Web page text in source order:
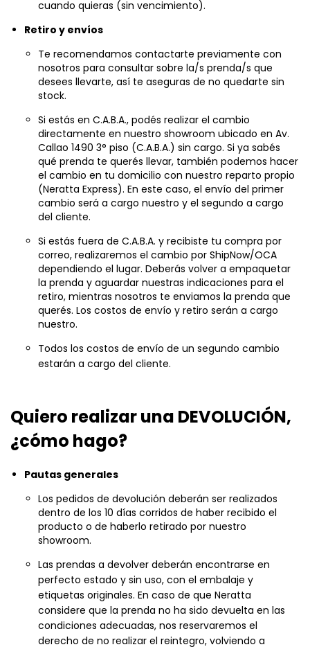
Retiro y envíos
Te recomendamos contactarte previamente con
nosotros para consultar sobre la/s prenda/s que
desees llevarte, así te aseguras de no quedarte sin
stock.
directamente en nuestro showroom ubicado en Av.
Callao 1490 3° piso (C.A.B.A.) sin cargo. Si ya sabés
qué prenda te querés llevar, también podemos hacer
el cambio en tu domicilio con nuestro reparto propio
(Neratta Express). En este caso, el envío del primer
cambio será a cargo nuestro y el segundo a cargo
del cliente.
correo, realizaremos el cambio por ShipNow/OCA
dependiendo el lugar. Deberás volver a empaquetar
la prenda y aguardar nuestras indicaciones para el
retiro, mientras nosotros te enviamos la prenda que
querés. Los costos de envío y retiro serán a cargo
nuestro.
estarán a cargo del cliente.
Quiero realizar una DEVOLUCIÓN,
¿cómo hago?
Los pedidos de devolución deberán ser realizados
dentro de los 10 días corridos de haber recibido el
producto o de haberlo retirado por nuestro
showroom.
perfecto estado y sin uso, con el embalaje y
etiquetas originales. En caso de que Neratta
considere que la prenda no ha sido devuelta en las
condiciones adecuadas, nos reservaremos el
derecho de no realizar el reintegro, volviendo a
mandar la prenda al cliente con la justificación